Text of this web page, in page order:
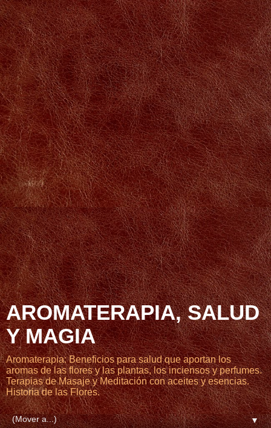
AROMATERAPIA, SALUD
Y MAGIA
Aromaterapia: Beneficios para salud que aportan los
aromas de las flores y las plantas, los inciensos y perfumes.
Terapias de Masaje y Meditación con aceites y esencias.
Historia de las Flores.
▼